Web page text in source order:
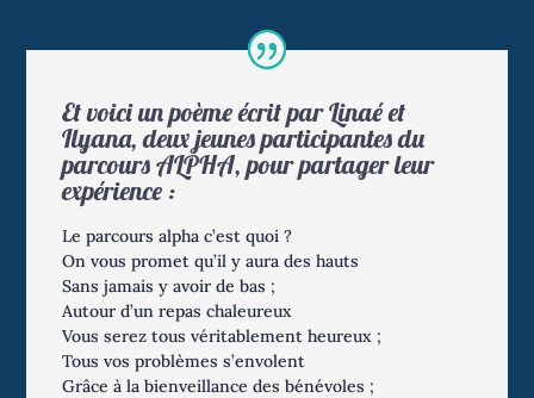
Et voici un poème écrit par Linaé et
Ilyana, deux jeunes participantes du
parcours ALPHA, pour partager leur
expérience :
Le parcours alpha c’est quoi ?
On vous promet qu’il y aura des hauts
Sans jamais y avoir de bas ;
Autour d’un repas chaleureux
Vous serez tous véritablement heureux ;
Tous vos problèmes s’envolent
Grâce à la bienveillance des bénévoles ;